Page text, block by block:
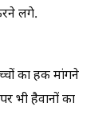
लगे.
का हक मांगने
भी हैवानों का